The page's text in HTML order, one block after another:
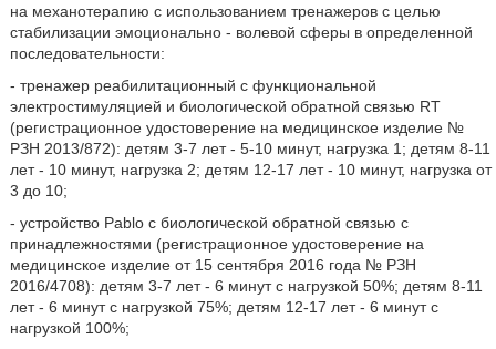
на механотерапию с использованием тренажеров с целью
стабилизации эмоционально - волевой сферы в определенной
последовательности:
- тренажер реабилитационный с функциональной
электростимуляцией и биологической обратной связью RT
(регистрационное удостоверение на медицинское изделие №
РЗН 2013/872): детям 3-7 лет - 5-10 минут, нагрузка 1; детям 8-11
лет - 10 минут, нагрузка 2; детям 12-17 лет - 10 минут, нагрузка от
3 до 10;
- устройство Pablo с биологической обратной связью с
принадлежностями (регистрационное удостоверение на
медицинское изделие от 15 сентября 2016 года № РЗН
2016/4708): детям 3-7 лет - 6 минут с нагрузкой 50%; детям 8-11
лет - 6 минут с нагрузкой 75%; детям 12-17 лет - 6 минут с
нагрузкой 100%;